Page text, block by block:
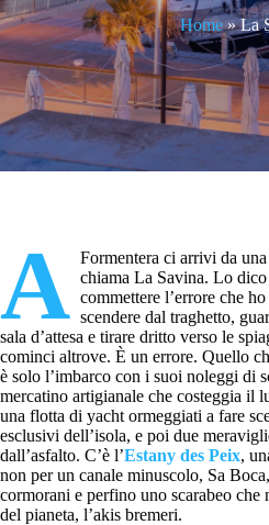
Home»La
A Formentera ci arrivi da
chiama La Savina. Lo
commettere l’errore che
scendere dal traghetto,
sala d’attesa e tirare dritto verso le
cominci altrove. È un errore. Quello
è solo l’imbarco con i suoi noleggi di
mercatino artigianale che costeggia il
una flotta di yacht ormeggiati a fare
esclusivi dell’isola, e poi due
dall’asfalto. C’è l’Estany des Peix,
non per un canale minuscolo, Sa
cormorani e perfino uno scarabeo che
del pianeta, l’akis bremeri.